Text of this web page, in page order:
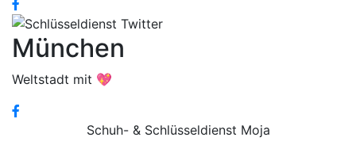
München
Weltstadt mit 💖
Schuh- & Schlüsseldienst Moja